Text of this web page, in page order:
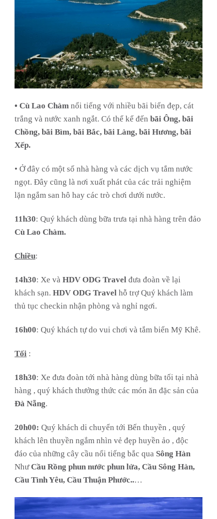
• Cù Lao Chàm nổi tiếng với nhiều bãi biển đẹp, cát
trắng và nước xanh ngắt. Có thể kể đến bãi Ông, bãi
Chồng, bãi Bìm, bãi Bắc, bãi Làng, bãi Hương, bãi
Xếp.
• Ở đây có một số nhà hàng và các dịch vụ tắm nước
ngọt. Đây cũng là nơi xuất phát của các trải nghiệm
lặn ngắm san hô hay các trò chơi dưới nước.
11h30: Quý khách dùng bữa trưa tại nhà hàng trên đảo
Cù Lao Chàm.
Chiều:
14h30: Xe và HDV ODG Travel đưa đoàn về lại
khách sạn. HDV ODG Travel hỗ trợ Quý khách làm
thủ tục checkin nhận phòng và nghỉ ngơi.
16h00: Quý khách tự do vui chơi và tắm biển Mỹ Khê.
Tối :
18h30: Xe đưa đoàn tới nhà hàng dùng bữa tối tại nhà
hàng , quý khách thưởng thức các món ăn đặc sản của
Đà Nẵng.
20h00: Quý khách di chuyển tới Bến thuyền , quý
khách lên thuyền ngắm nhìn vẻ đẹp huyền ảo , độc
đáo của những cây cầu nổi tiếng bắc qua Sông Hàn
NhưCầu Rồng phun nước phun lửa, Cầu Sông Hàn,
Cầu Tình Yêu, Cầu Thuận Phước..…